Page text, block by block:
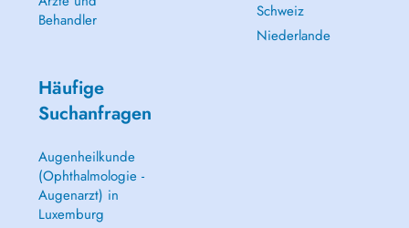
Behandler
Schweiz
Niederlande
Häufige
Suchanfragen
Augenheilkunde
(Ophthalmologie -
Augenarzt) in
Luxemburg